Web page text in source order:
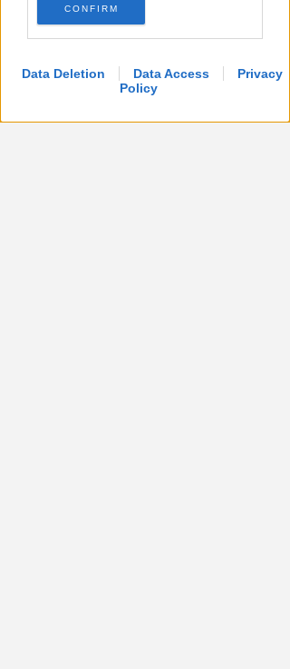
CONFIRM
Data Deletion Data Access
Privacy
Policy